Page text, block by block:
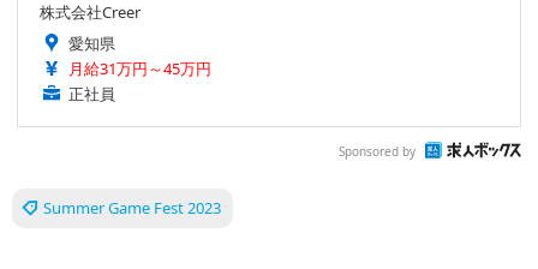
株式会社Creer
愛知県
月給31万円～45万円
正社員
Sponsored by
Summer Game Fest 2023